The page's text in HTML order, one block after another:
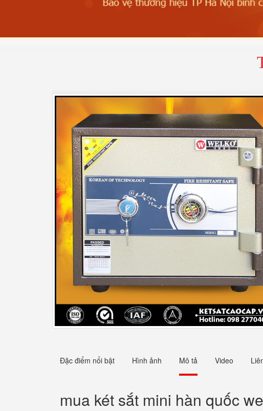
Đặc điểm nổi bật Hình ảnh Mô tả Video
mua két sắt mini hàn quốc